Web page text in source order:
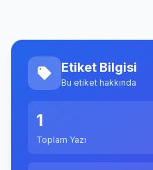
Etiket Bilgisi
Bu etiket hakkında
1
Toplam Yazı